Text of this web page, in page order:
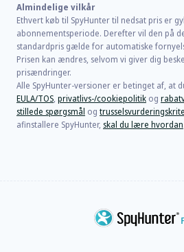
Almindelige vilkår
Ethvert køb til SpyHunter til nedsat pris er
abonnementsperiode. Derefter vil den på
standardpris gælde for automatiske
Prisen kan ændres, selvom vi giver dig
prisændringer.
Alle SpyHunter-versioner er betinget af, at
EULA/TOS, privatlivs-/cookiepolitik og
stillede spørgsmål og
afinstallere SpyHunter, skal du lære hvordan